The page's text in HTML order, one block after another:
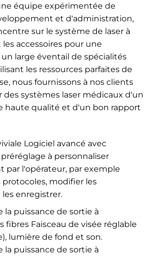
équipe expérimentée de
et d'administration,
sur le système de laser à
accessoires pour une
large éventail de spécialités
les ressources parfaites de
nous fournissons à nos clients
systèmes laser médicaux d'un
haute qualité et d'un bon rapport
Logiciel avancé avec
à personnaliser
par l'opérateur, par exemple
modifier les
enregistrer.
la puissance de sortie à
fibres Faisceau de visée réglable
lumière de fond et son.
la puissance de sortie à